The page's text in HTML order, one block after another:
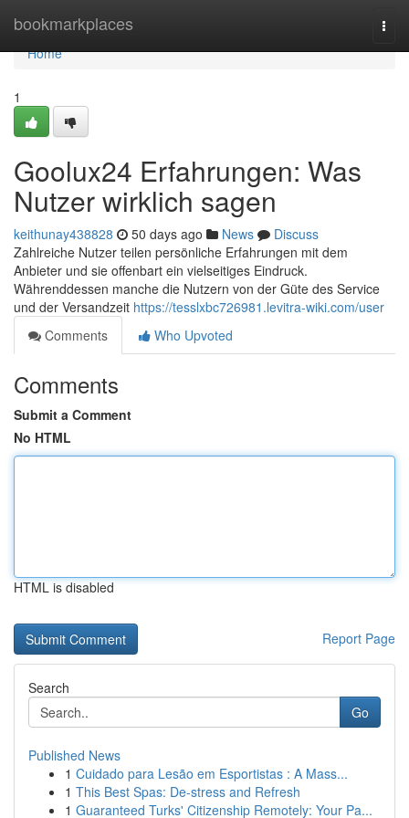
bookmarkplaces
Home
Home
1
Goolux24 Erfahrungen: Was
Nutzer wirklich sagen
keithunay438828 50 days ago News
Discuss
Zahlreiche Nutzer teilen persönliche Erfahrungen mit dem
Anbieter und sie offenbart ein vielseitiges Eindruck.
Währenddessen manche die Nutzern von der Güte des Service
und der Versandzeit https://tesslxbc726981.levitra-wiki.com/user
Comments
Who Upvoted
Comments
Submit a Comment
No HTML
HTML is disabled
Report Page
Search
Go
Published News
1 Cuidado para Lesão em Esportistas : A Mass...
1 This Best Spas: De-stress and Refresh
1 Guaranteed Turks' Citizenship Remotely: Your Pa...